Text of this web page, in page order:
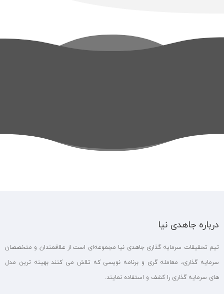
درباره جاهدی نیا
تیم تحقیقات سرمایه گذاری جاهدی نیا مجموعه‌ای است از علاقمندان و متخصصان
سرمایه گذاری، معامله گری و برنامه نویسی که تلاش می کنند بهینه ترین مدل
های سرمایه گذاری را کشف و استفاده نمایند.